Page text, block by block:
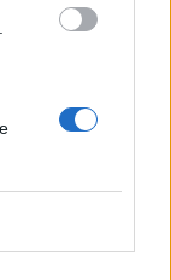
ο
Σμπώκο